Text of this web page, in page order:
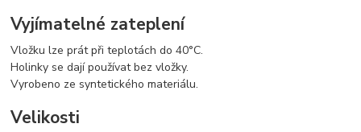
Vyjímatelné zateplení
Vložku lze prát při teplotách do 40°C.
Holinky se dají používat bez vložky.
Vyrobeno ze syntetického materiálu.
Velikosti